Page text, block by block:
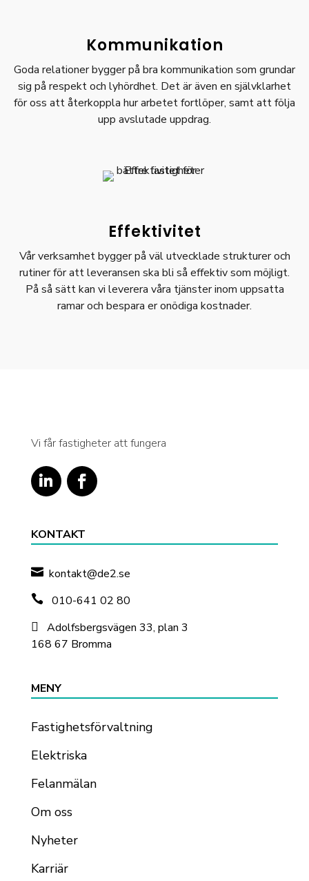
Kommunikation
Goda relationer bygger på bra kommunikation som grundar
sig på respekt och lyhördhet. Det är även en självklarhet
för oss att återkoppla hur arbetet fortlöper, samt att följa
upp avslutade uppdrag.
Effektivitet
Vår verksamhet bygger på väl utvecklade strukturer och
rutiner för att leveransen ska bli så effektiv som möjligt.
På så sätt kan vi leverera våra tjänster inom uppsatta
ramar och bespara er onödiga kostnader.
Vi får fastigheter att fungera
KONTAKT
 kontakt@de2.se
 010-641 02 80

Adolfsbergsvägen 33, plan 3
168 67 Bromma
MENY
Fastighetsförvaltning
Elektriska
Felanmälan
Om oss
Nyheter
Karriär